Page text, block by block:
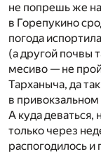
не попрешь же
в Горепукино
погода
(а другой почвы
месиво — не
Тарханыча, да
в
А куда
только через
распогодилось